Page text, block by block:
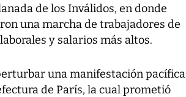
de los Inválidos, en donde
una marcha de trabajadores de
y salarios más altos.
una manifestación pacífica
de París, la cual prometió